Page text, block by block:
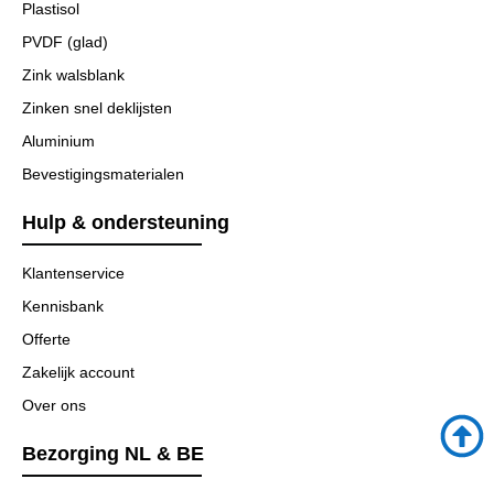
Plastisol
PVDF (glad)
Zink walsblank
Zinken snel deklijsten
Aluminium
Bevestigingsmaterialen
Hulp & ondersteuning
Klantenservice
Kennisbank
Offerte
Zakelijk account
Over ons
Bezorging NL & BE